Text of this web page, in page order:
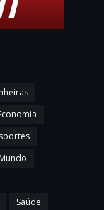
Mundo
Saúde